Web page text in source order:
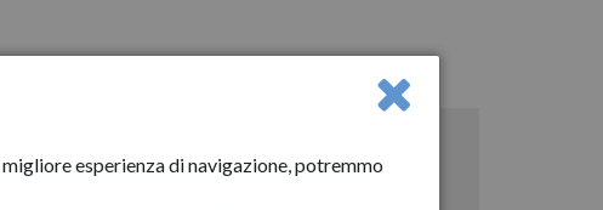
esperienza di navigazione, potremmo
Anno-2024